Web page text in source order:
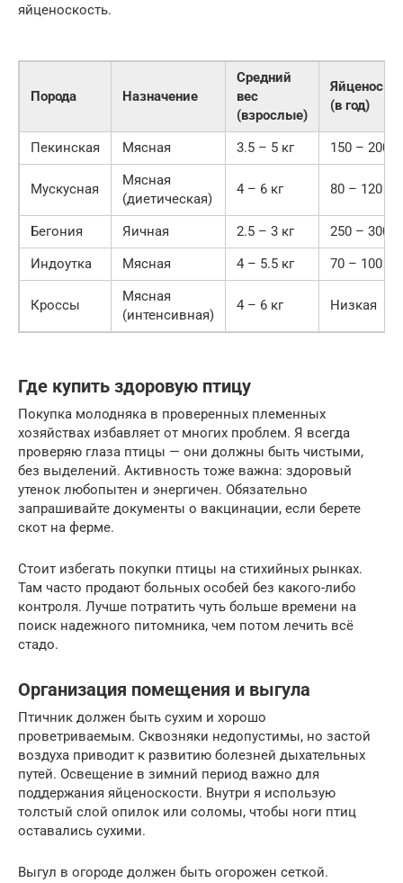
яйценоскость.
Порода Назначение
Средний
вес
(взрослые)
(в год)
Пекинская Мясная 3.5 – 5 кг 150 – 200
Мускусная
Мясная
(диетическая)
4 – 6 кг 80 – 120
Бегония Яичная 2.5 – 3 кг
250 – 300
Индоутка
Мясная 4 – 5.5 кг 70 – 100
Кроссы
Мясная
(интенсивная)
4 – 6 кг Низкая
Где купить здоровую птицу
Покупка молодняка в проверенных племенных
хозяйствах избавляет от многих проблем. Я всегда
проверяю глаза птицы — они должны быть чистыми,
без выделений. Активность тоже важна: здоровый
утенок любопытен и энергичен. Обязательно
запрашивайте документы о вакцинации, если берете
скот на ферме.
Стоит избегать покупки птицы на стихийных рынках.
Там часто продают больных особей без какого-либо
контроля. Лучше потратить чуть больше времени на
поиск надежного питомника, чем потом лечить всё
стадо.
Организация помещения и выгула
Птичник должен быть сухим и хорошо
проветриваемым. Сквозняки недопустимы, но застой
воздуха приводит к развитию болезней дыхательных
путей. Освещение в зимний период важно для
поддержания яйценоскости. Внутри я использую
толстый слой опилок или соломы, чтобы ноги птиц
оставались сухими.
Выгул в огороде должен быть огорожен сеткой.